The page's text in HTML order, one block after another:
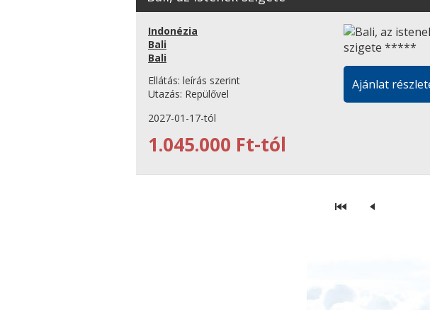
Indonézia
Bali
Bali
Ellátás: leírás szerint
Utazás: Repülővel
2027-01-17-tól
1.045.000 Ft-tól
Ajánlat